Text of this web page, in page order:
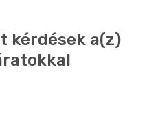
kérdések a(z)